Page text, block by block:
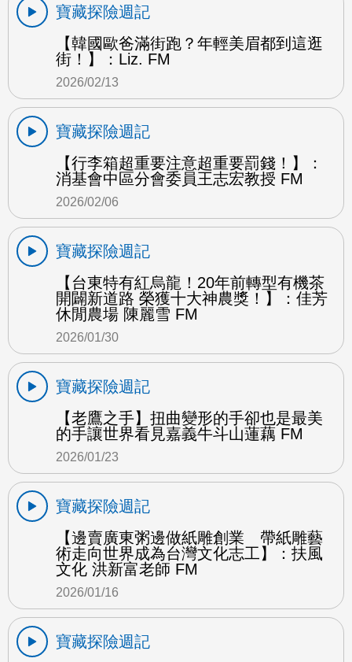
寶藏探險週記
【韓國歐爸滿街跑？年輕美眉都到這逛
街！】：Liz. FM
2026/02/13
寶藏探險週記
【行李箱超重要注意超重要罰錢！】：
消基會中區分會委員王志宏教授 FM
2026/02/06
寶藏探險週記
【台東特有紅烏龍！20年前轉型有機茶
開闢新道路 榮獲十大神農獎！】：佳芳
休閒農場 陳麗雪 FM
2026/01/30
寶藏探險週記
【老鷹之手】扭曲變形的手卻也是最美
的手讓世界看見嘉義牛斗山蓮藕 FM
2026/01/23
寶藏探險週記
【邊賣廣東粥邊做紙雕創業 帶紙雕藝
術走向世界成為台灣文化志工】：扶風
文化 洪新富老師 FM
2026/01/16
寶藏探險週記